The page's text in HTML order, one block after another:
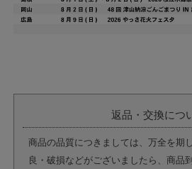
返品・交換につ
商品の品質につきましては、万全を期
良・破損などがございましたら、商品